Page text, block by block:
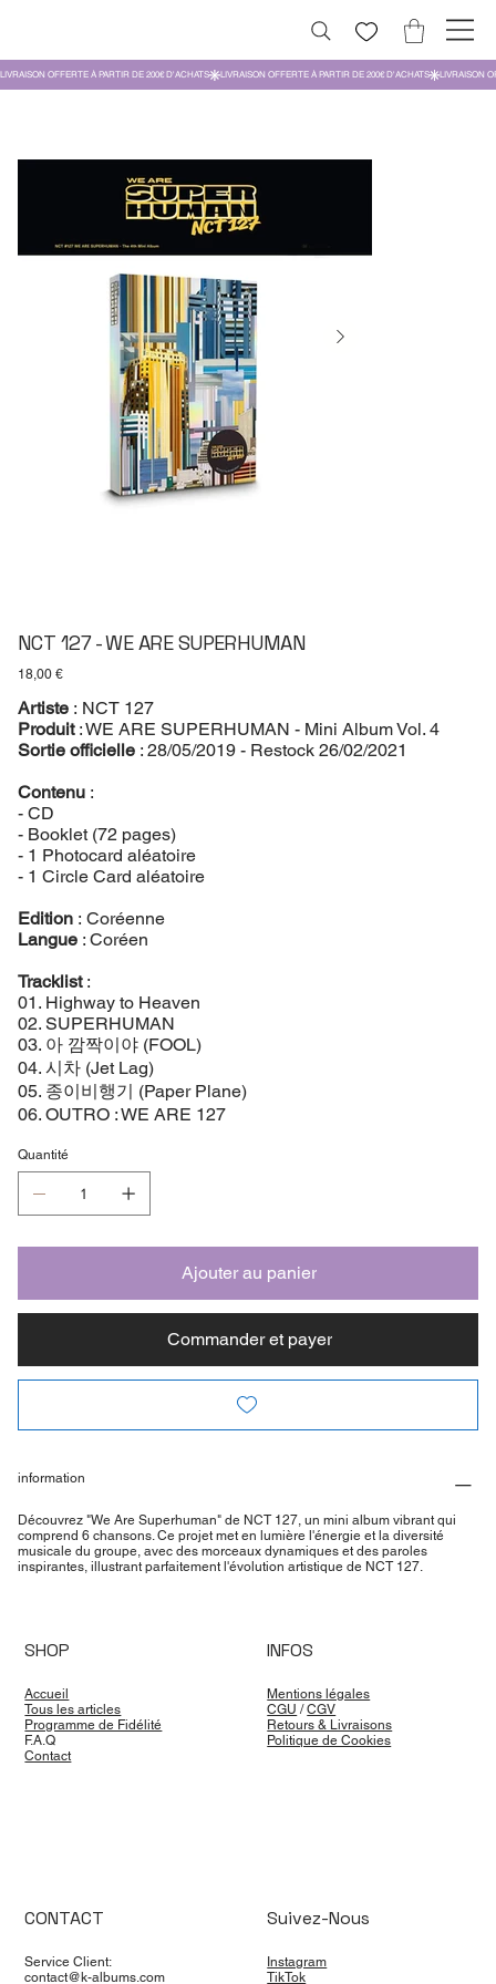
NCT 127 - WE ARE SUPERHUMAN
Prix
18,00 €
Artiste : NCT 127
Produit: WE ARE SUPERHUMAN - Mini Album Vol. 4
Sortie officielle : 28/05/2019 - Restock 26/02/2021
Contenu:
- CD
- Booklet (72 pages)
- 1 Photocard aléatoire
- 1 Circle Card aléatoire
Edition : Coréenne
Langue: Coréen
Tracklist :
01. Highway to Heaven
02. SUPERHUMAN
03. 아 깜짝이야 (FOOL)
04. 시차 (Jet Lag)
05. 종이비행기 (Paper Plane)
06. OUTRO : WE ARE 127
Quantité
Ajouter au panier
Commander et payer
information
Découvrez "We Are Superhuman" de NCT 127, un mini album vibrant qui
comprend 6 chansons. Ce projet met en lumière l'énergie et la diversité
musicale du groupe, avec des morceaux dynamiques et des paroles
inspirantes, illustrant parfaitement l'évolution artistique de NCT 127.
SHOP
Accueil
Tous les articles
Programme de Fidélité
F.A.Q
Contact
INFOS
Mentions légales
CGU /CGV
Retours & Livraisons
Politique de Cookies
CONTACT
Service Client:
contact@k-albums.com
Suivez-Nous
Instagram
TikTok